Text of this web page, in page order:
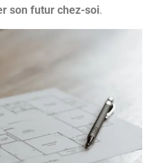
son futur chez-soi.